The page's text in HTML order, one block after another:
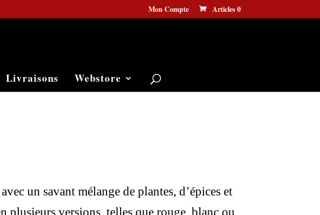
Mon Compte Articles 0
Livraisons Webstore
un savant mélange de plantes, d’épices et
plusieurs versions, telles que rouge, blanc ou